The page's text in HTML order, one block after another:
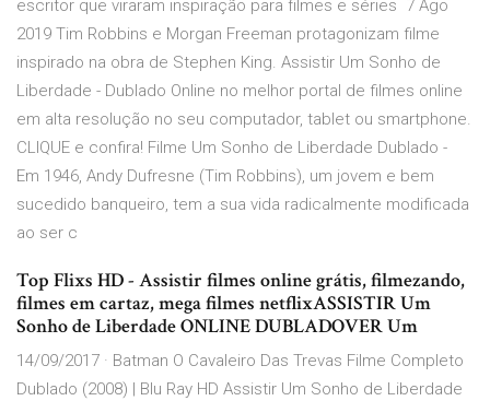
escritor que viraram inspiração para filmes e séries 7 Ago
2019 Tim Robbins e Morgan Freeman protagonizam filme
inspirado na obra de Stephen King. Assistir Um Sonho de
Liberdade - Dublado Online no melhor portal de filmes online
em alta resolução no seu computador, tablet ou smartphone.
CLIQUE e confira! Filme Um Sonho de Liberdade Dublado -
Em 1946, Andy Dufresne (Tim Robbins), um jovem e bem
sucedido banqueiro, tem a sua vida radicalmente modificada
ao ser c
Top Flixs HD - Assistir filmes online grátis, filmezando,
filmes em cartaz, mega filmes netflixASSISTIR Um
Sonho de Liberdade ONLINE DUBLADOVER Um
14/09/2017 · Batman O Cavaleiro Das Trevas Filme Completo
Dublado (2008) | Blu Ray HD Assistir Um Sonho de Liberdade